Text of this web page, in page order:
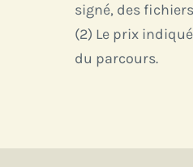
signé, des
(2) Le prix
du parcours.